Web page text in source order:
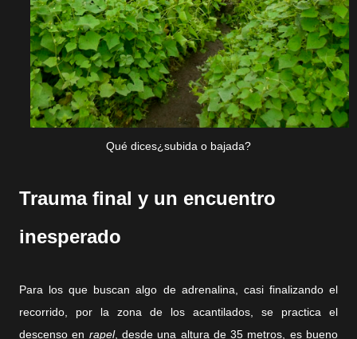
Qué dices¿subida o bajada?
Trauma final y un encuentro
inesperado
Para los que buscan algo de adrenalina, casi finalizando el
recorrido, por la zona de los acantilados, se practica el
descenso en rapel, desde una altura de 35 metros, es bueno